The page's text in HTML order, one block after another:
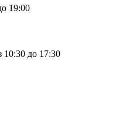
19:00
10:30 до 17:30